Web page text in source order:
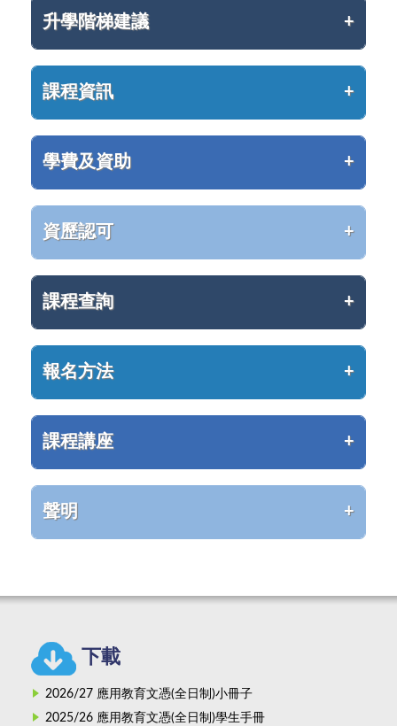
升學階梯建議
課程資訊
學費及資助
資歷認可
課程查詢
報名方法
課程講座
聲明
下載
2026/27 應用教育文憑(全日制)小冊子
2025/26 應用教育文憑(全日制)學生手冊